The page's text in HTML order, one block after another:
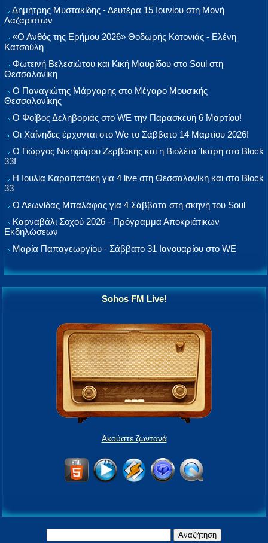
Δημήτρης Μυστακίδης - Δευτέρα 15 Ιουνίου στη Μονή
Λαζαριστών
«Ο Ανθός της Ερήμου 2026» Θοδωρής Κοτονιάς - Ελένη
Κατσούλη
Φωτεινή Βελεσιώτου και Κική Μαυρίδου στο Soul στη
Θεσσαλονίκη
Ο Παναγιώτης Μάργαρης στο Μέγαρο Μουσικής
Θεσσαλονίκης
Ο Φοίβος Δεληβοριάς στο WE την Παρασκευή 6 Μαρτίου!
Οι Χαΐνηδες έρχονται στο We το Σάββατο 14 Μαρτίου 2026!
Ο Γιώργος Νικηφόρου Ζερβάκης και η Βιολέτα Ίκαρη στο Block
33!
Η Ιουλία Καραπατάκη για 4 live στη Θεσσαλονίκη και στο Block
33
Ο Λεωνίδας Μπαλάφας για 4 Σάββατα στη σκηνή του Soul
Καρναβάλι Σοχού 2026 - Πρόγραμμα Αποκριάτικων
Εκδηλώσεων
Μαρία Παπαγεωργίου - Σάββατο 31 Ιανουαρίου στο WE
Sohos FM Live!
Ακούστε ζωντανά